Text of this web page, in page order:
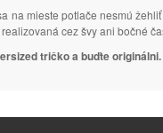
na mieste potlače nesmú
cez švy ani bočné
tričko a buďte originálni.